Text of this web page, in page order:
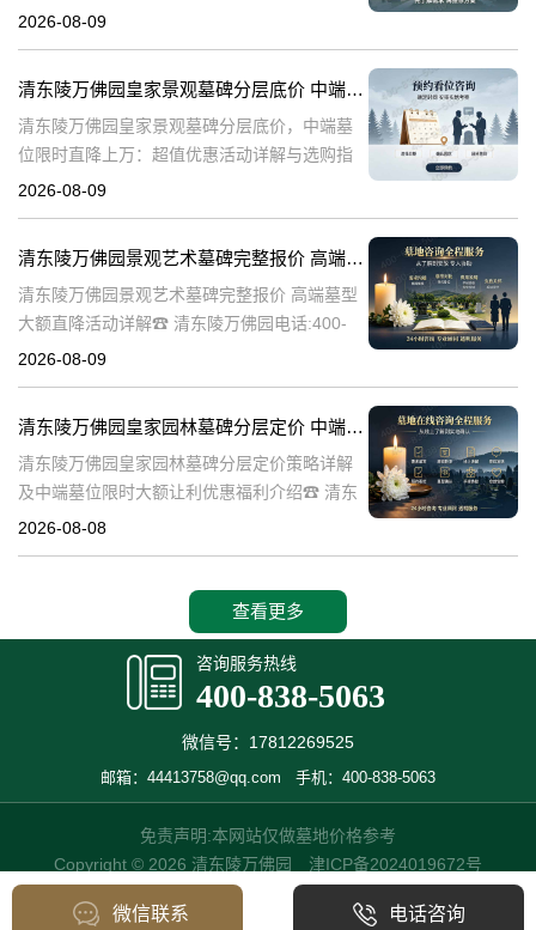
作为中国历史上著名的皇家陵园之一，承载着
2026-08-09
清东陵万佛园皇家景观墓碑分层底价 中端墓位限时直降上万：超值优惠活动详解与选购指南
清东陵万佛园皇家景观墓碑分层底价，中端墓
位限时直降上万：超值优惠活动详解与选购指
南☎ 清东陵万佛园电话:400-838-5063清东陵
2026-08-09
清东陵万佛园景观艺术墓碑完整报价 高端墓型大额直降活动详解
清东陵万佛园景观艺术墓碑完整报价 高端墓型
大额直降活动详解☎ 清东陵万佛园电话:400-
838-5063清东陵万佛园，作为中国著名的皇家
2026-08-09
清东陵万佛园皇家园林墓碑分层定价 中端墓位限时大额让利详解及优惠福利
清东陵万佛园皇家园林墓碑分层定价策略详解
及中端墓位限时大额让利优惠福利介绍☎ 清东
陵万佛园电话:400-838-5063清东陵万佛园，作
2026-08-08
查看更多
咨询服务热线
400-838-5063
微信号：17812269525
邮箱：44413758@qq.com 手机：400-838-5063
免责声明:本网站仅做墓地价格参考
Copyright © 2026 清东陵万佛园 津ICP备2024019672号
微信联系 电话咨询